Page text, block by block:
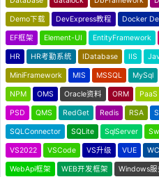
Demo下载 DevExpress教程 Docker
EF框架 Element-UI EntityFramework
HR HR考勤系统 IDatabase IIS
MiniFramework MIS MSSQL MySql
NPM OMS Oracle资料 ORM PaaS
PSD QMS RedGet Redis RSA
SQLConnector SQLite SqlServer
VS2022 VSCode VS升级 VUE
WebApi框架 WEB开发框架 Windows服